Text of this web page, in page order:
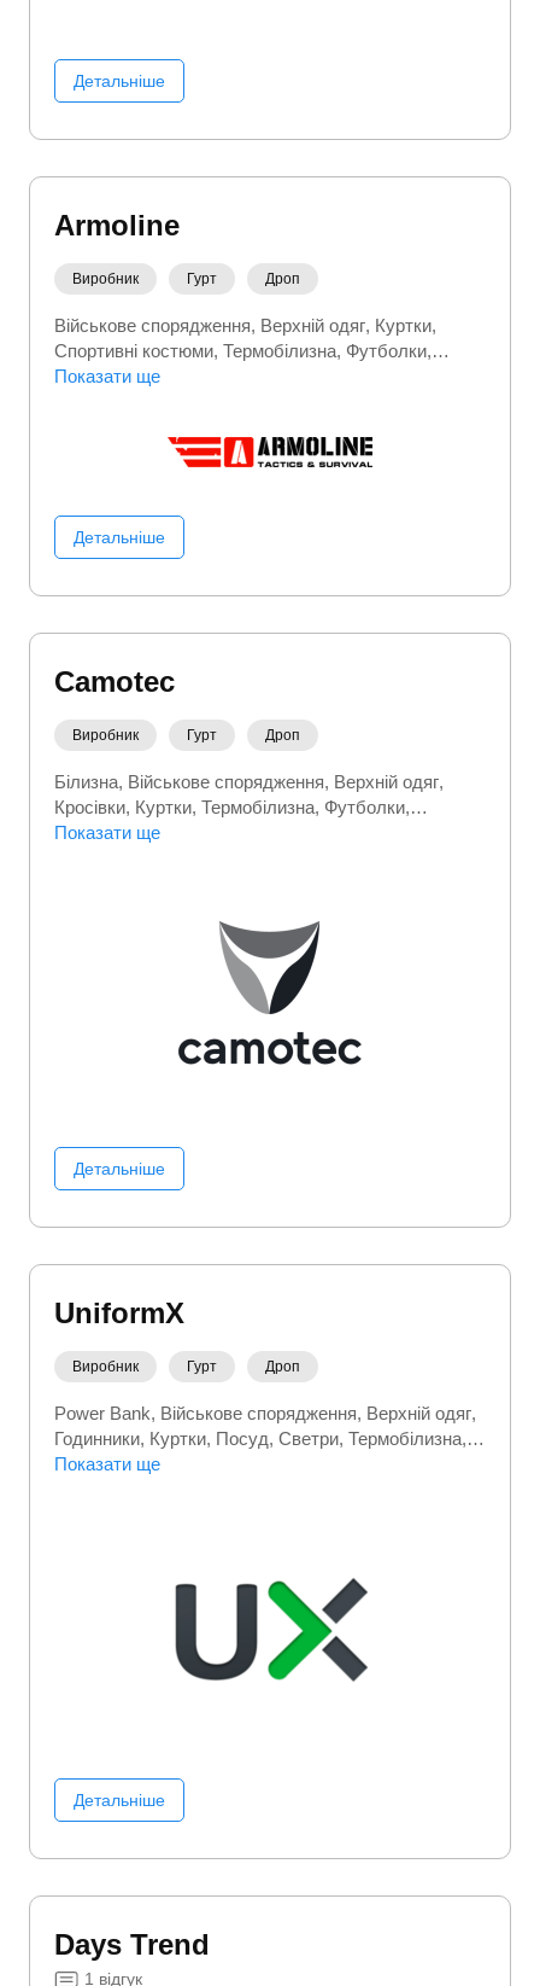
Детальніше
Armoline
Виробник Гурт Дроп
Військове спорядження Верхній одяг Куртки
Спортивні костюми Термобілизна Футболки
Чоловічі костюми
Показати ще
Детальніше
Camotec
Виробник Гурт Дроп
Білизна Військове спорядження Верхній одяг
Кросівки Куртки Термобілизна Футболки
Чоловіче взуття
Показати ще
Детальніше
UniformX
Виробник Гурт Дроп
Power Bank Військове спорядження Верхній одяг
Годинники Куртки Посуд Светри Термобілизна
Трикотажний одяг
Показати ще
Детальніше
Days Trend
1 відгук